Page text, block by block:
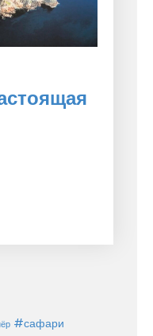
#сафари